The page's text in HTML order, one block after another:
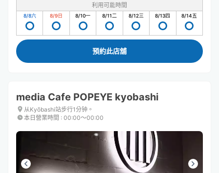
利用可能時間
8/8六 8/9日 8/10一 8/11二 8/12三 8/13四 8/14五
預約此店舖
media Cafe POPEYE kyobashi
从Kyōbashi站步行1分钟。
本日營業時間 : 00:00〜00:00